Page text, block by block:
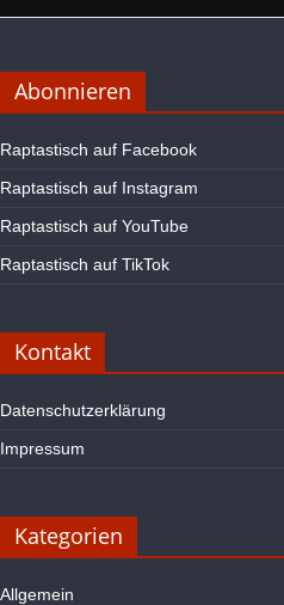
Abonnieren
Raptastisch auf Facebook
Raptastisch auf Instagram
Raptastisch auf YouTube
Raptastisch auf TikTok
Kontakt
Datenschutzerklärung
Impressum
Kategorien
Allgemein